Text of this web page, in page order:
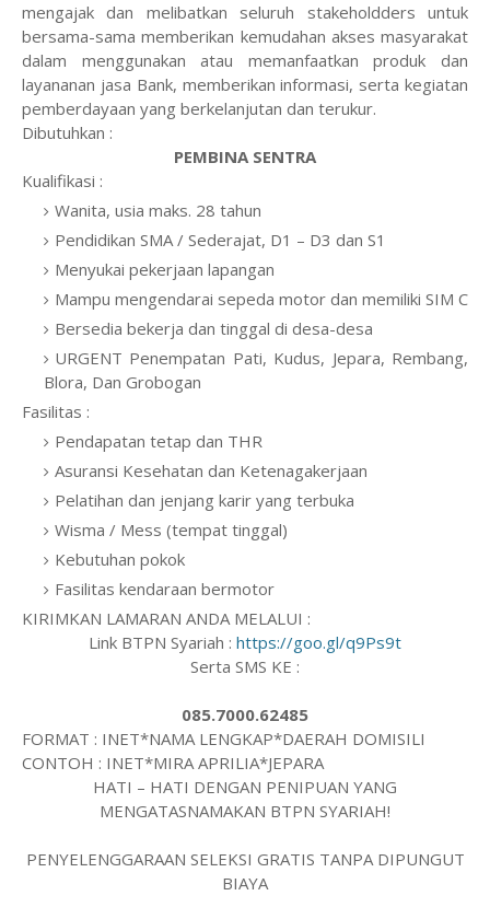
mengajak dan melibatkan seluruh stakeholdders untuk
bersama-sama memberikan kemudahan akses masyarakat
dalam menggunakan atau memanfaatkan produk dan
layananan jasa Bank, memberikan informasi, serta kegiatan
pemberdayaan yang berkelanjutan dan terukur.
Dibutuhkan :
PEMBINA SENTRA
Kualifikasi :
Wanita, usia maks. 28 tahun
Pendidikan SMA / Sederajat, D1 – D3 dan S1
Menyukai pekerjaan lapangan
Mampu mengendarai sepeda motor dan memiliki SIM C
Bersedia bekerja dan tinggal di desa-desa
URGENT Penempatan Pati, Kudus, Jepara, Rembang,
Blora, Dan Grobogan
Fasilitas :
Pendapatan tetap dan THR
Asuransi Kesehatan dan Ketenagakerjaan
Pelatihan dan jenjang karir yang terbuka
Wisma / Mess (tempat tinggal)
Kebutuhan pokok
Fasilitas kendaraan bermotor
KIRIMKAN LAMARAN ANDA MELALUI :
Link BTPN Syariah : https://goo.gl/q9Ps9t
Serta SMS KE :
085.7000.62485
FORMAT : INET*NAMA LENGKAP*DAERAH DOMISILI
CONTOH : INET*MIRA APRILIA*JEPARA
HATI – HATI DENGAN PENIPUAN YANG
MENGATASNAMAKAN BTPN SYARIAH!
PENYELENGGARAAN SELEKSI GRATIS TANPA DIPUNGUT
BIAYA